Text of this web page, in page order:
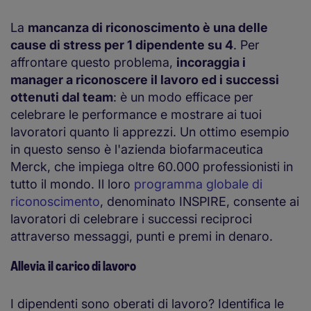
La mancanza di riconoscimento è una delle
cause di stress per 1 dipendente su 4. Per
affrontare questo problema, incoraggia i
manager a riconoscere il lavoro ed i successi
ottenuti dal team: è un modo efficace per
celebrare le performance e mostrare ai tuoi
lavoratori quanto li apprezzi. Un ottimo esempio
in questo senso è l'azienda biofarmaceutica
Merck, che impiega oltre 60.000 professionisti in
tutto il mondo. Il loro programma globale di
riconoscimento, denominato INSPIRE, consente ai
lavoratori di celebrare i successi reciproci
attraverso messaggi, punti e premi in denaro.
Allevia il carico di lavoro
I dipendenti sono oberati di lavoro? Identifica le